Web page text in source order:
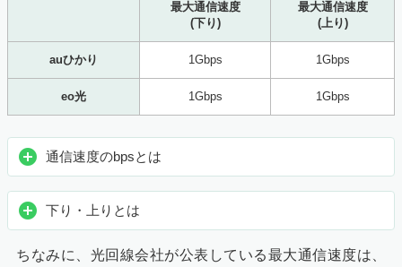
最大通信速度
(下り)
最大通信速度
(上り)
auひかり 1Gbps 1Gbps
eo光 1Gbps 1Gbps
通信速度のbpsとは
下り・上りとは
ちなみに、光回線会社が公表している最大通信速度は、